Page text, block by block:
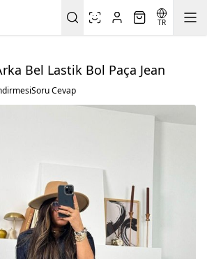
TR
Bel Lastik Bol Paça Jean
Soru Cevap